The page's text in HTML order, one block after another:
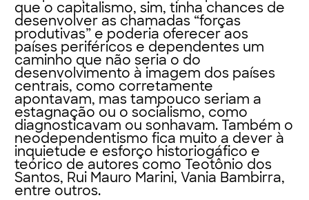
que o capitalismo, sim, tinha chances de
desenvolver as chamadas “forças
produtivas” e poderia oferecer aos
países periféricos e dependentes um
caminho que não seria o do
desenvolvimento à imagem dos países
centrais, como corretamente
apontavam, mas tampouco seriam a
estagnação ou o socialismo, como
diagnosticavam ou sonhavam. Também o
neodependentismo fica muito a dever à
inquietude e esforço historiogáfico e
teórico de autores como Teotônio dos
Santos, Rui Mauro Marini, Vania Bambirra,
entre outros.